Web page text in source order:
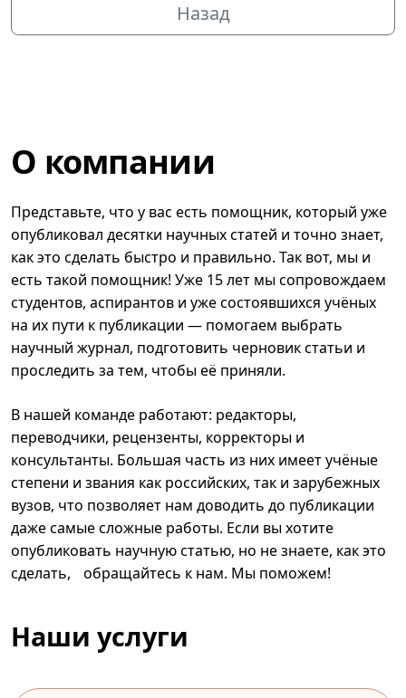
Назад
О компании
Представьте, что у вас есть помощник, который уже
опубликовал десятки научных статей и точно знает,
как это сделать быстро и правильно. Так вот, мы и
есть такой помощник! Уже 15 лет мы сопровождаем
студентов, аспирантов и уже состоявшихся учёных
на их пути к публикации — помогаем выбрать
научный журнал, подготовить черновик статьи и
проследить за тем, чтобы её приняли.
В нашей команде работают: редакторы,
переводчики, рецензенты, корректоры и
консультанты. Большая часть из них имеет учёные
степени и звания как российских, так и зарубежных
вузов, что позволяет нам доводить до публикации
даже самые сложные работы. Если вы хотите
опубликовать научную статью, но не знаете, как это
сделать, обращайтесь к нам. Мы поможем!
Наши услуги